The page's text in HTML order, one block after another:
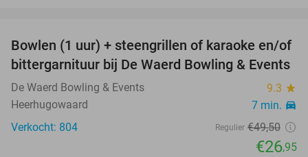
46%
Bowlen (1 uur) + steengrillen of karaoke en/of
bittergarnituur bij De Waerd Bowling & Events
De Waerd Bowling & Events 9.3 star
Heerhugowaard 7 min. directions_car
Verkocht: 804 Regulier €49,50
€26,95